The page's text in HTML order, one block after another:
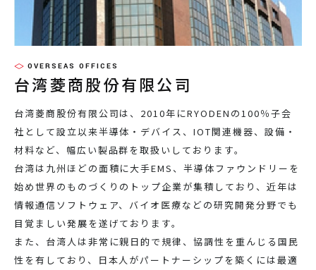
OVERSEAS OFFICES
台湾菱商股份有限公司
台湾菱商股份有限公司は、2010年にRYODENの100％子会
社として設立以来半導体・デバイス、IOT関連機器、設備・
材料など、幅広い製品群を取扱いしております。
台湾は九州ほどの面積に大手EMS、半導体ファウンドリーを
始め世界のものづくりのトップ企業が集積しており、近年は
情報通信ソフトウェア、バイオ医療などの研究開発分野でも
目覚ましい発展を遂げております。
また、台湾人は非常に親日的で規律、協調性を重んじる国民
性を有しており、日本人がパートナーシップを築くには最適